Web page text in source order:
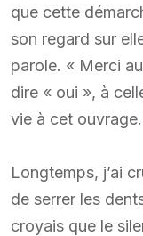
que cette
son regard sur
parole. « Merci
dire « oui », à
vie à cet ouvrage.
Longtemps, j’ai
de serrer les
croyais que le